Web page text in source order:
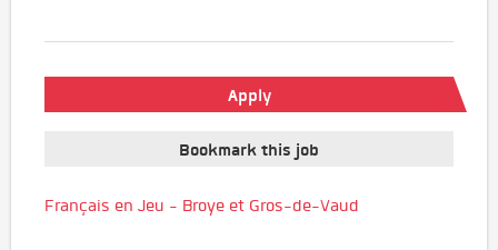
Apply
Bookmark this job
Français en Jeu - Broye et Gros-de-Vaud